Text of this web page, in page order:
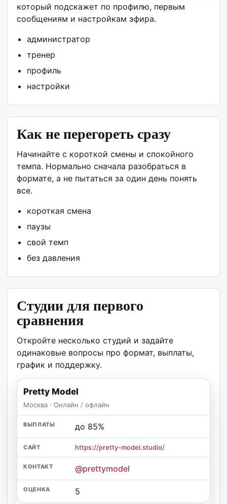
который подскажет по профилю, первым
сообщениям и настройкам эфира.
администратор
тренер
профиль
настройки
Как не перегореть сразу
Начинайте с короткой смены и спокойного
темпа. Нормально сначала разобраться в
формате, а не пытаться за один день понять
все.
короткая смена
паузы
свой темп
без давления
Студии для первого
сравнения
Откройте несколько студий и задайте
одинаковые вопросы про формат, выплаты,
график и поддержку.
Pretty Model
Москва · Онлайн / офлайн
до 85%
https://pretty-model.studio/
@prettymodel
5